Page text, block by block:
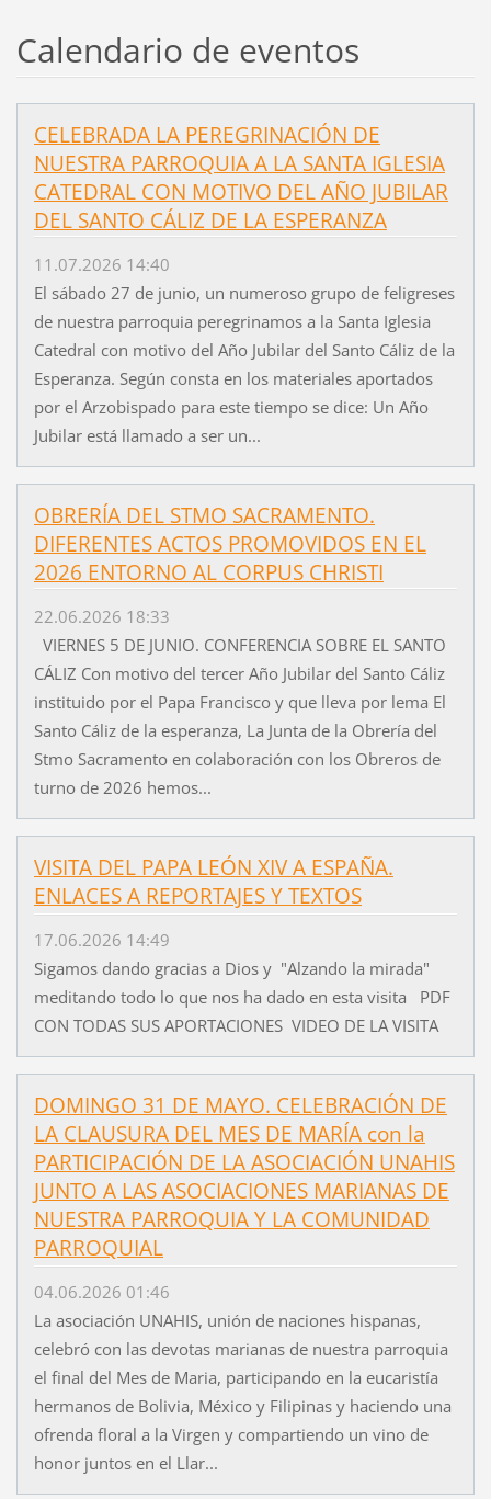
Calendario de eventos
CELEBRADA LA PEREGRINACIÓN DE
NUESTRA PARROQUIA A LA SANTA IGLESIA
CATEDRAL CON MOTIVO DEL AÑO JUBILAR
DEL SANTO CÁLIZ DE LA ESPERANZA
11.07.2026 14:40
El sábado 27 de junio, un numeroso grupo de feligreses
de nuestra parroquia peregrinamos a la Santa Iglesia
Catedral con motivo del Año Jubilar del Santo Cáliz de la
Esperanza. Según consta en los materiales aportados
por el Arzobispado para este tiempo se dice: Un Año
Jubilar está llamado a ser un...
OBRERÍA DEL STMO SACRAMENTO.
DIFERENTES ACTOS PROMOVIDOS EN EL
2026 ENTORNO AL CORPUS CHRISTI
22.06.2026 18:33
VIERNES 5 DE JUNIO. CONFERENCIA SOBRE EL SANTO
CÁLIZ Con motivo del tercer Año Jubilar del Santo Cáliz
instituido por el Papa Francisco y que lleva por lema El
Santo Cáliz de la esperanza, La Junta de la Obrería del
Stmo Sacramento en colaboración con los Obreros de
turno de 2026 hemos...
VISITA DEL PAPA LEÓN XIV A ESPAÑA.
ENLACES A REPORTAJES Y TEXTOS
17.06.2026 14:49
Sigamos dando gracias a Dios y "Alzando la mirada"
meditando todo lo que nos ha dado en esta visita PDF
CON TODAS SUS APORTACIONES VIDEO DE LA VISITA
DOMINGO 31 DE MAYO. CELEBRACIÓN DE
LA CLAUSURA DEL MES DE MARÍA con la
PARTICIPACIÓN DE LA ASOCIACIÓN UNAHIS
JUNTO A LAS ASOCIACIONES MARIANAS DE
NUESTRA PARROQUIA Y LA COMUNIDAD
PARROQUIAL
04.06.2026 01:46
La asociación UNAHIS, unión de naciones hispanas,
celebró con las devotas marianas de nuestra parroquia
el final del Mes de Maria, participando en la eucaristía
hermanos de Bolivia, México y Filipinas y haciendo una
ofrenda floral a la Virgen y compartiendo un vino de
honor juntos en el Llar...